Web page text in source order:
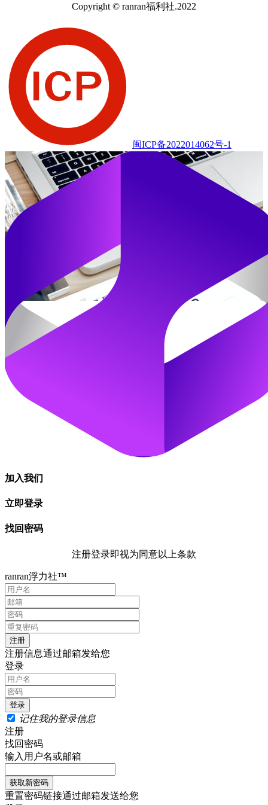
Copyright © ranran福利社.2022
闽ICP备2022014062号-1
加入我们
立即登录
找回密码
注册登录即视为同意以上条款
ranran浮力社™
注册信息通过邮箱发给您
登录
记住我的登录信息
注册
找回密码
输入用户名或邮箱
重置密码链接通过邮箱发送给您